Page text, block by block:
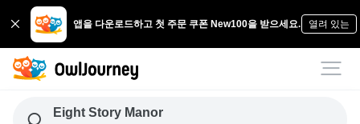
앱을 다운로드하고 첫 주문 쿠폰 New100을 받으세요. 열려 있는
Eight Story Manor